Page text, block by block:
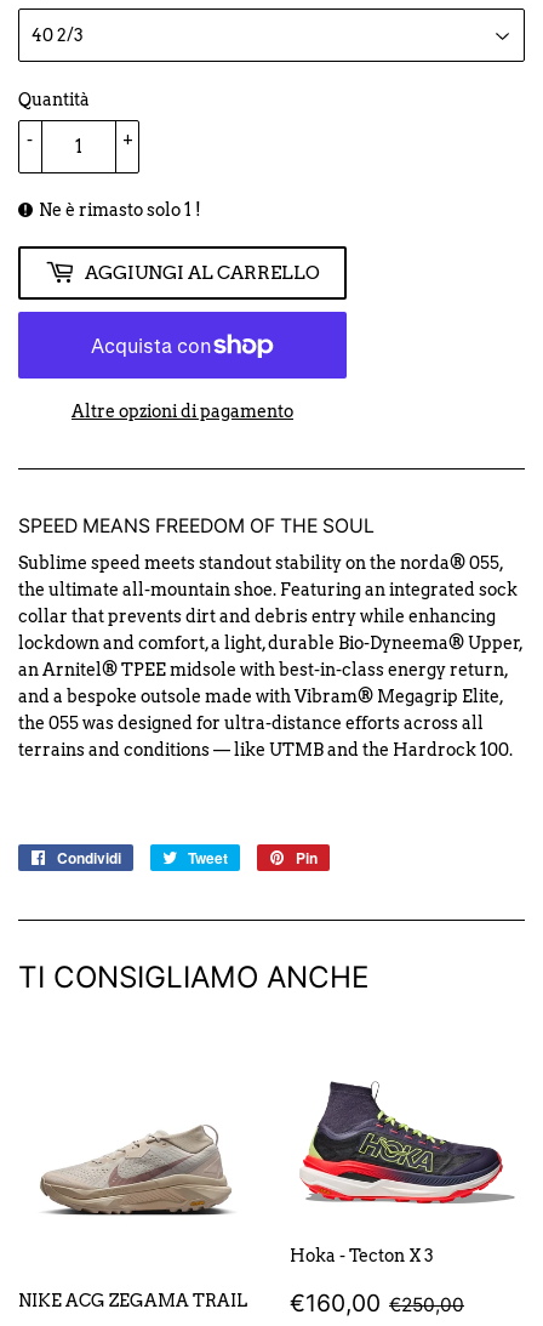
Quantità
+
-
Ne è rimasto solo 1 !
AGGIUNGI AL CARRELLO
Altre opzioni di pagamento
SPEED MEANS FREEDOM OF THE SOUL
Sublime speed meets standout stability on the norda® 055,
the ultimate all-mountain shoe. Featuring an integrated sock
collar that prevents dirt and debris entry while enhancing
lockdown and comfort, a light, durable Bio-Dyneema® Upper,
an Arnitel® TPEE midsole with best-in-class energy return,
and a bespoke outsole made with Vibram® Megagrip Elite,
the 055 was designed for ultra-distance efforts across all
terrains and conditions — like UTMB and the Hardrock 100.
Condividi
CondividiTweet
Twitta
Pin
TI CONSIGLIAMO ANCHE
NIKE ACG ZEGAMA TRAIL
Hoka - Tecton X 3
PREZZO
€160,00 €160,00
PREZZO DI
€250,00